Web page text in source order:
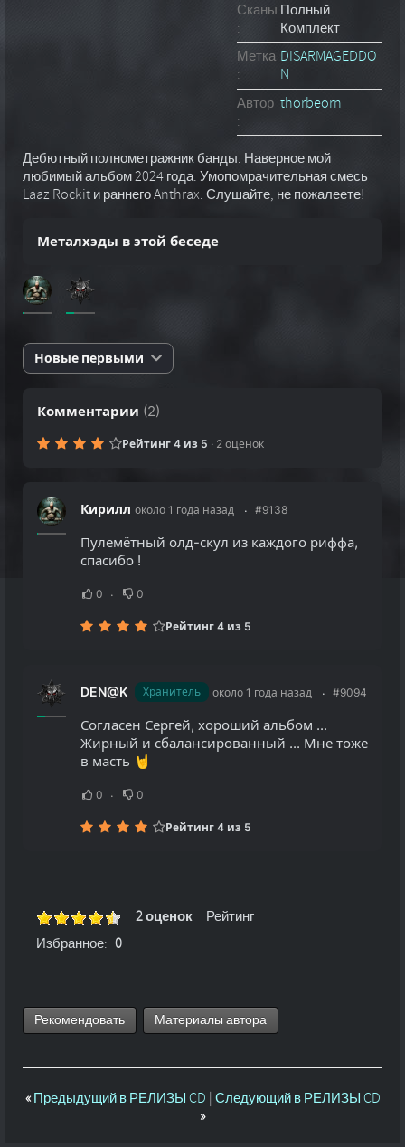
Сканы
:
Полный
Комплект
Метка
:
DISARMAGEDDO
N
Автор
:
thorbeorn
Дебютный полнометражник банды. Наверное мой
любимый альбом 2024 года. Умопомрачительная смесь
Laaz Rockit и раннего Anthrax. Слушайте, не пожалеете!
Металхэды в этой беседе
Новые первыми
Комментарии (2)
Рейтинг 4 из 5 · 2 оценок
Кирилл около 1 года назад #9138
Пулемётный олд-скул из каждого риффа,
спасибо !
0 0
Рейтинг 4 из 5
DEN@K Хранитель около 1 года назад #9094
Согласен Сергей, хороший альбом ...
Жирный и сбалансированный ... Мне тоже
в масть 🤘
0 0
Рейтинг 4 из 5
Рейтинг
2 оценок
Избранное: 0
Рекомендовать Материалы автора
«Предыдущий в РЕЛИЗЫ CD
Следующий в РЕЛИЗЫ CD
»